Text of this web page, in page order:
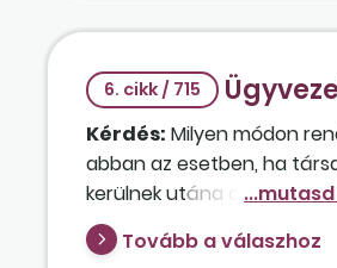
6. cikk / 715
Kérdés: Milyen módon
abban az esetben, ha
kerülnek utána a
a könyvelőváltás során
cégnek, illetve az
Tovább a válaszhoz